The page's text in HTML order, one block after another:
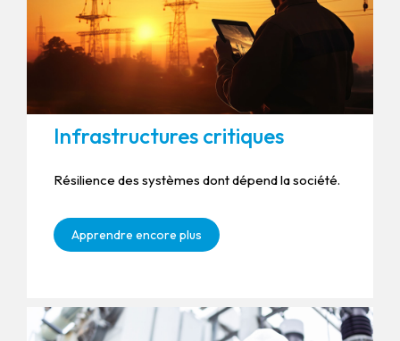
Infrastructures critiques
Résilience des systèmes dont dépend la société.
Apprendre encore plus